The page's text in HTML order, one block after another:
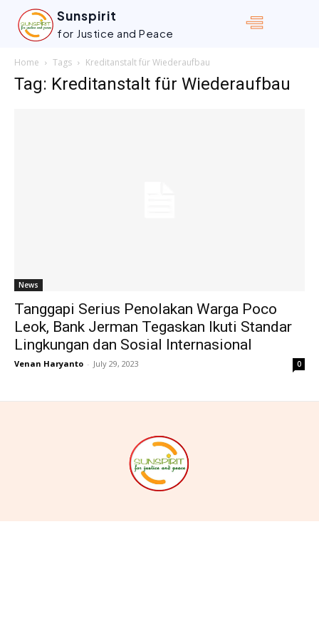
Sunspirit
for Justice and Peace
Home Tags Kreditanstalt für Wiederaufbau
Tag: Kreditanstalt für Wiederaufbau
News
Tanggapi Serius Penolakan Warga Poco
Leok, Bank Jerman Tegaskan Ikuti Standar
Lingkungan dan Sosial Internasional
Venan Haryanto - July 29, 2023 0